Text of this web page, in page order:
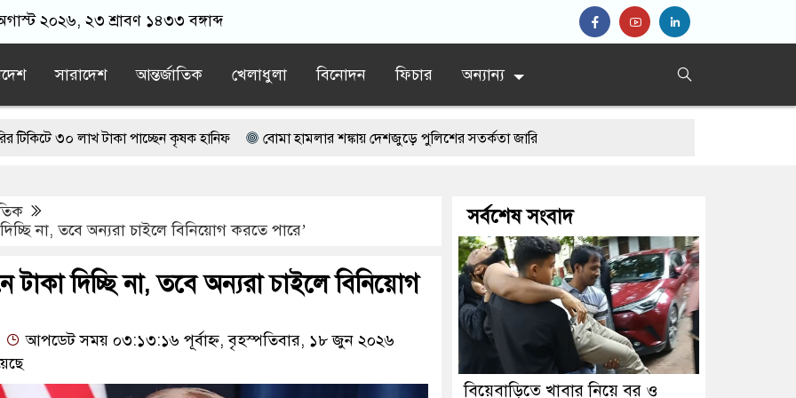
২০২৬, ২৩ শ্রাবণ ১৪৩৩ বঙ্গাব্দ
সারাদেশ আন্তর্জাতিক খেলাধুলা বিনোদন ফিচার অন্যান্য
লাখ টাকা পাচ্ছেন কৃষক হানিফ বোমা হামলার শঙ্কায় দেশজুড়ে পুলিশের সতর্কতা জারি
বহিষ্কাকৃত গাজী নজরুলের ১২ অনুসারী
না, তবে অন্যরা চাইলে বিনিয়োগ করতে পারে’
টাকা দিচ্ছি না, তবে অন্যরা চাইলে বিনিয়োগ
আপডেট সময় ০৩:১৩:১৬ পূর্বাহ্ন, বৃহস্পতিবার, ১৮ জুন ২০২৬
সর্বশেষ সংবাদ
বিয়েবাড়িতে খাবার নিয়ে বর ও